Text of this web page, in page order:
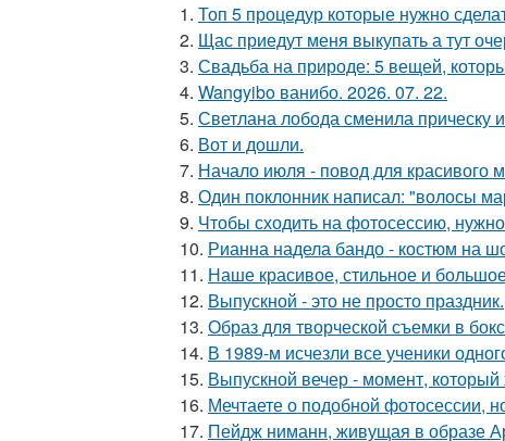
1. Топ 5 процедур которые нужно
2. Щас приедут меня выкупать а тут
3. Свадьба на природе: 5 вещей,
4. Wangyibo ванибо. 2026. 07. 22.
5. Светлана лобода сменила
6. Вот и дошли.
7. Начало июля - повод для красивого
8. Один поклонник написал: "волосы
9. Чтобы сходить на фотосессию,
10. Рианна надела бандо - костюм на
11. Наше красивое, стильное и
12. Выпускной - это не просто праздник.
13. Образ для творческой съемки в
14. В 1989-м исчезли все ученики
15. Выпускной вечер - момент, который
16. Мечтаете о подобной фотосессии,
17. Пейдж ниманн, живущая в образе